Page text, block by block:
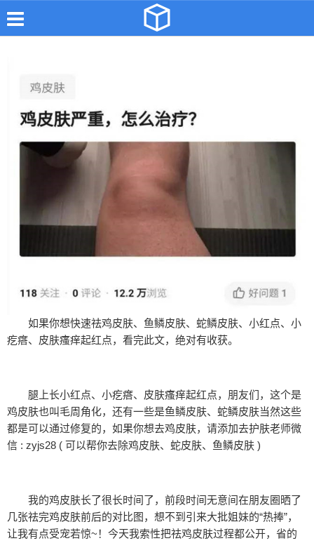
如果你想快速祛鸡皮肤、鱼鳞皮肤、蛇鳞皮肤、小红点、小
疙瘩、皮肤瘙痒起红点，看完此文，绝对有收获。
腿上长小红点、小疙瘩、皮肤瘙痒起红点，朋友们，这个是
鸡皮肤也叫毛周角化，还有一些是鱼鳞皮肤、蛇鳞皮肤当然这些
都是可以通过修复的，如果你想去鸡皮肤，请添加去护肤老师微
信 : zyjs28 ( 可以帮你去除鸡皮肤、蛇皮肤、鱼鳞皮肤 )
我的鸡皮肤长了很长时间了，前段时间无意间在朋友圈晒了
几张祛完鸡皮肤前后的对比图，想不到引来大批姐妹的“热捧”，
让我有点受宠若惊~！今天我索性把祛鸡皮肤过程都公开，省的